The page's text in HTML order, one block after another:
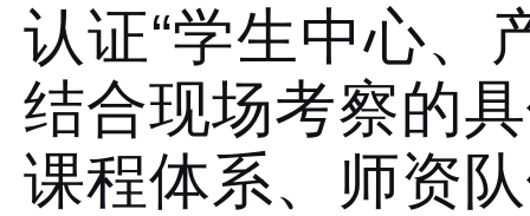
认证“学生中心、
结合现场考察的
课程体系、师资